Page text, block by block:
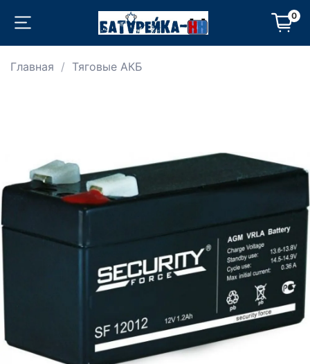
0
Главная Тяговые АКБ